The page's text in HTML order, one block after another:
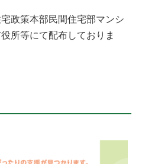
政策本部民間住宅部マンシ
所等にて配布しておりま